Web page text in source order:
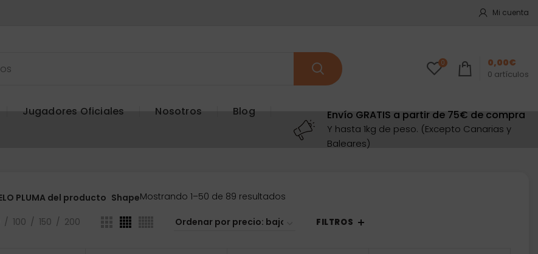
Mi cuenta
0
0 artículos
0,00€
Jugadores Oficiales Nosotros Blog Envío GRATIS a partir de 75€ de compra
Y hasta 1kg de peso. (Excepto Canarias y
Baleares)
PLUMA del producto ShapeMostrando 1–50 de 89 resultados
100 150 200 FILTROS